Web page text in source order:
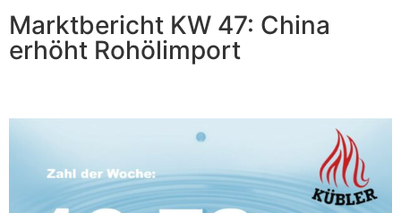
Menge
Anzahl Abladeorte
Marktbericht KW 47: China
erhöht Rohölimport